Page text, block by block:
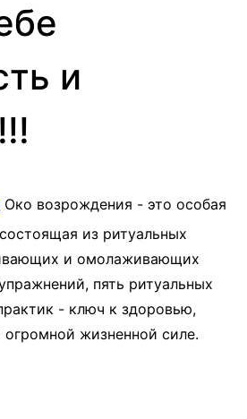
и
Око возрождения - это особая
из ритуальных
и омолаживающих
пять ритуальных
- ключ к здоровью,
жизненной силе.